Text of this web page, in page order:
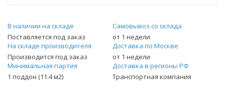
В наличии на складе
Поставляется под заказ
Самовывоз со склада
от 1 недели
На складе производителя
Производится под заказ
Доставка по Москве
от 1 недели
Минимальная партия
1 поддон (11.4 м2)
Доставка в регионы РФ
Транспортная компания